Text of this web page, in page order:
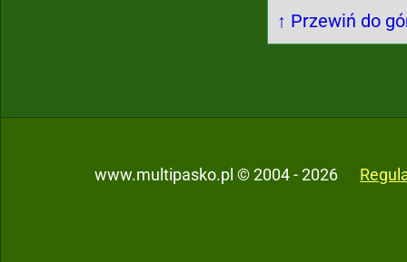
↑ Przewiń do
www.multipasko.pl © 2004 - 2026